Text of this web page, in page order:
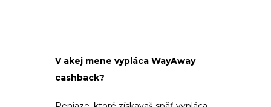
V akej mene vypláca WayAway
cashback?